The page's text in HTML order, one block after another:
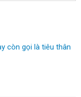
còn gọi là tiêu thân